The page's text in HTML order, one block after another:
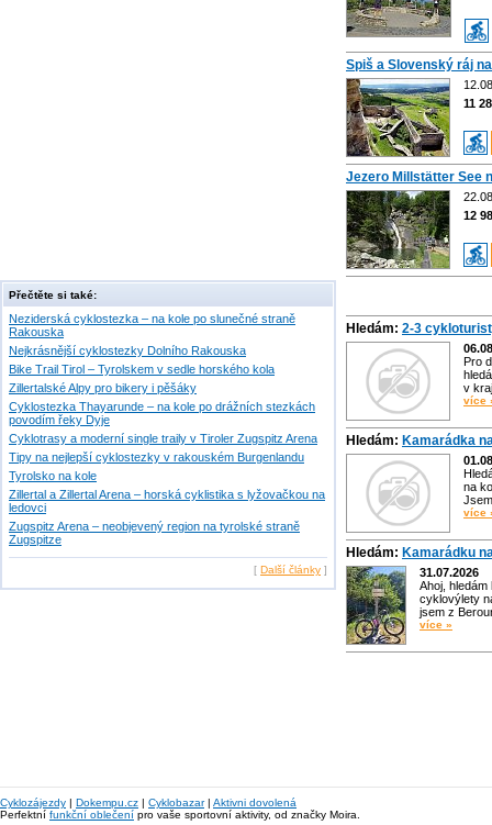
Přečtěte si také:
Neziderská cyklostezka – na kole po slunečné straně
Rakouska
Nejkrásnější cyklostezky Dolního Rakouska
Bike Trail Tirol – Tyrolskem v sedle horského kola
Zillertalské Alpy pro bikery i pěšáky
Cyklostezka Thayarunde – na kole po drážních stezkách
povodím řeky Dyje
Cyklotrasy a moderní single traily v Tiroler Zugspitz Arena
Tipy na nejlepší cyklostezky v rakouském Burgenlandu
Tyrolsko na kole
Zillertal a Zillertal Arena – horská cyklistika s lyžovačkou na
ledovci
Zugspitz Arena – neobjevený region na tyrolské straně
Zugspitze
[ Další články ]
Spiš a Slovenský ráj
11
Jezero Millstätter See
12
Hledám: 2-3
Pro
v
více
Hledám: Kamarádka
na
více
Hledám: Kamarádku
31.07.2026
Ahoj,
cyklovýlety
jsem z
více »
Cyklozájezdy | Dokempu.cz | Cyklobazar| Aktivni dovolená
Perfektní funkční oblečení pro vaše sportovní aktivity, od značky Moira.